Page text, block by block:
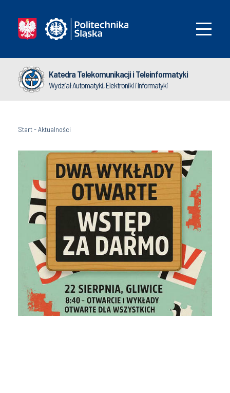
Katedra Telekomunikacji i Teleinformatyki
Wydział Automatyki, Elektroniki i Informatyki
Start-Aktualności